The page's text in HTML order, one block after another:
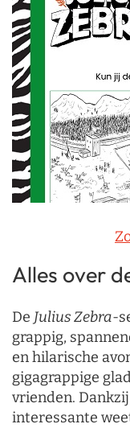
Alles over
De Julius Zebra-
grappig,
en hilarische
gigagrappige
vrienden.
interessante